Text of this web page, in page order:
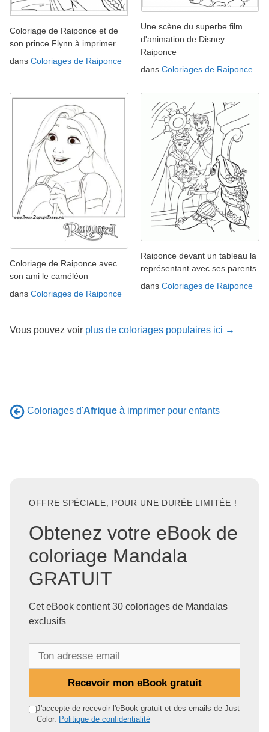
Coloriage de Raiponce et de
son prince Flynn à imprimer
dans Coloriages de Raiponce
Une scène du superbe film
d'animation de Disney :
Raiponce
dans Coloriages de Raiponce
Coloriage de Raiponce avec
son ami le caméléon
dans Coloriages de Raiponce
Raiponce devant un tableau la
représentant avec ses parents
dans Coloriages de Raiponce
Vous pouvez voir plus de coloriages populaires ici →
Coloriages d'Afrique à imprimer pour enfants
OFFRE SPÉCIALE, POUR UNE DURÉE LIMITÉE !
Obtenez votre eBook de
coloriage Mandala
GRATUIT
Cet eBook contient 30 coloriages de Mandalas
exclusifs
d
Recevoir mon eBook gratuit
J'accepte de recevoir l'eBook gratuit et des emails de Just
Color. Politique de confidentialité